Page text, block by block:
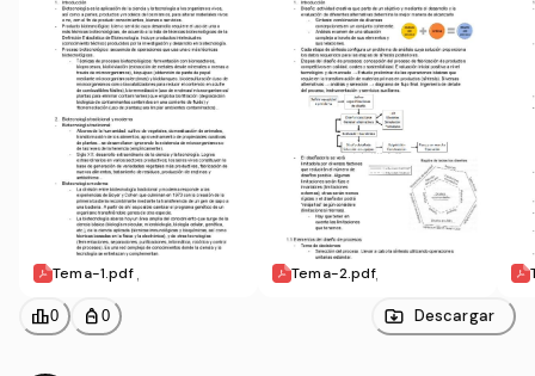
Tema-1.pdf Tema-2.pdf
leaderboard0 personal_bag 0 Descargar